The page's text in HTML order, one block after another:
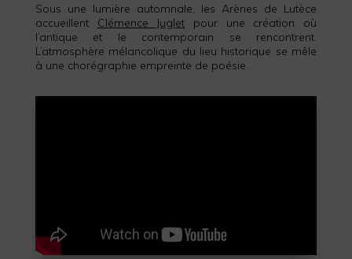
Sous une lumière automnale, les Arènes de Lutèce
accueillent Clémence Juglet pour une création où
l’antique et le contemporain se rencontrent.
L’atmosphère mélancolique du lieu historique se mêle
à une chorégraphie empreinte de poésie.